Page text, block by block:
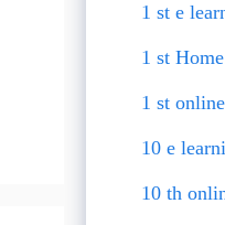
1 st e
1 st
1 st
10 e
10 th